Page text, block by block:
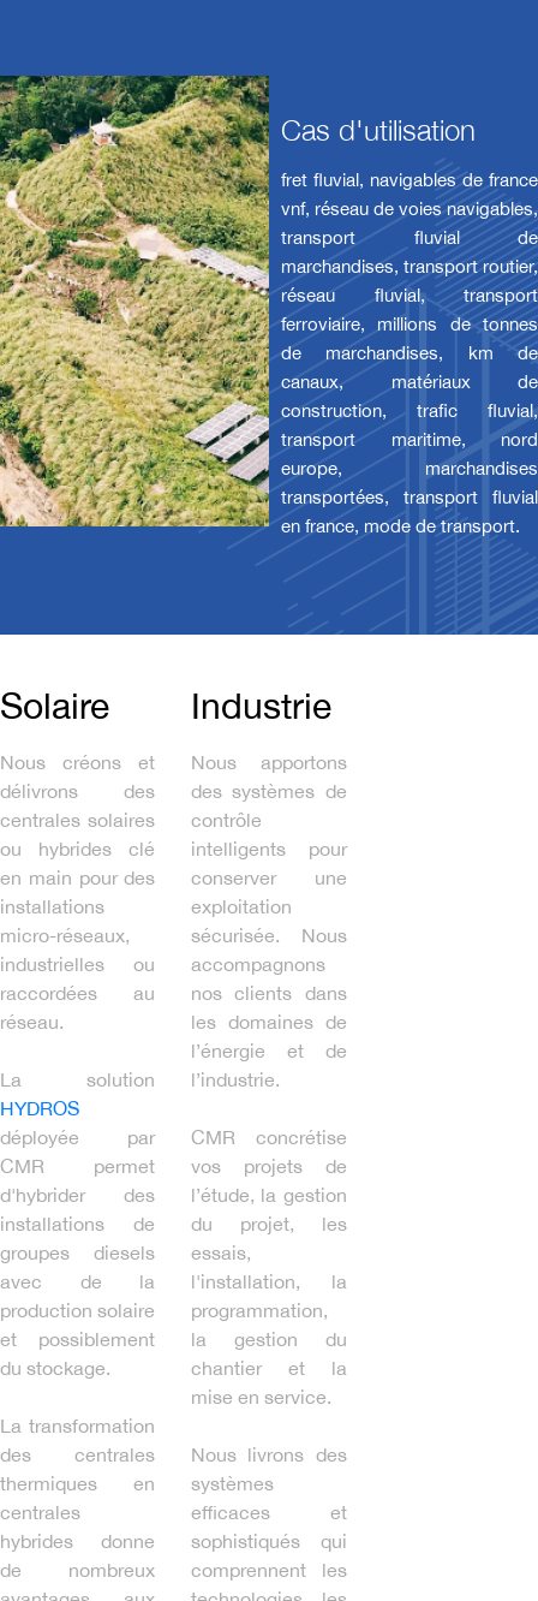
Cas d'utilisation
fret fluvial, navigables de france
vnf, réseau de voies navigables,
transport fluvial de
marchandises, transport routier,
réseau fluvial, transport
ferroviaire, millions de tonnes
de marchandises, km de
canaux, matériaux de
construction, trafic fluvial,
transport maritime, nord
europe, marchandises
transportées, transport fluvial
en france, mode de transport.
Solaire
Nous créons et
délivrons des
centrales solaires
ou hybrides clé
en main pour des
installations
micro-réseaux,
industrielles ou
raccordées au
réseau.
La solution
HYDROS
déployée par
CMR permet
d'hybrider des
installations de
groupes diesels
avec de la
production solaire
et possiblement
du stockage.
La transformation
des centrales
thermiques en
centrales
hybrides donne
de nombreux
Industrie
Nous apportons
des systèmes de
contrôle
intelligents pour
conserver une
exploitation
sécurisée. Nous
accompagnons
nos clients dans
les domaines de
l’énergie et de
l’industrie.
CMR concrétise
vos projets de
l’étude, la gestion
du projet, les
essais,
l'installation, la
programmation,
la gestion du
chantier et la
mise en service.
Nous livrons des
systèmes
efficaces et
sophistiqués qui
comprennent les